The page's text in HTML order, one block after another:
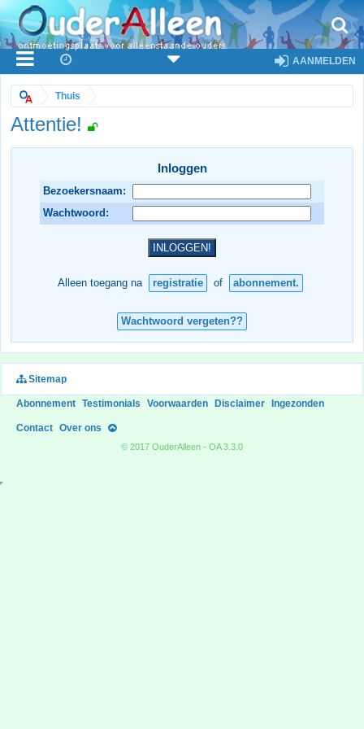
AANMELDEN
Thuis
Attentie!
Inloggen
Bezoekersnaam:
Wachtwoord:
Alleen toegang na registratie of abonnement.
Wachtwoord vergeten??
Sitemap
Abonnement Testimonials Voorwaarden Disclaimer Ingezonden
Contact Over ons
© 2017 OuderAlleen - OA 3.3.0